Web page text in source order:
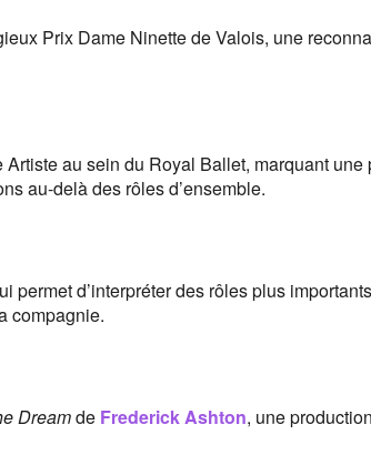
Prix Dame Ninette de Valois, une
au sein du Royal Ballet, marquant
au-delà des rôles d’ensemble.
permet d’interpréter des rôles plus
compagnie.
Dreamde Frederick Ashton, une